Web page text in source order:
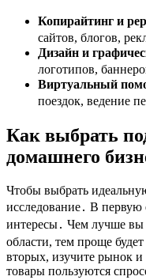
Копирайтинг и
сайтов, блогов,
Дизайн и
логотипов,
Виртуальный
поездок, ведение
Как выбрать
домашнего
Чтобы выбрать
исследование․ В первую
интересы․ Чем лучше вы
области, тем проще
вторых, изучите рынок и
товары пользуются